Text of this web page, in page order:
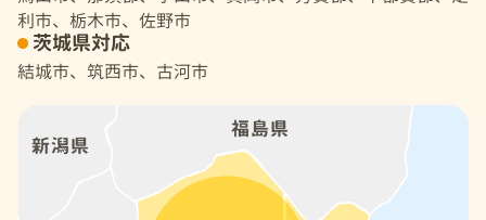
利市、栃木市、佐野市
茨城県対応
結城市、筑西市、古河市